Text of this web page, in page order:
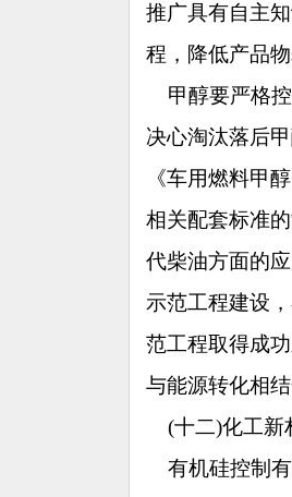
推广具有自主
程，降低产品
甲醇要严格控
决心淘汰落后
《车用燃料甲
相关配套标准
代柴油方面的
示范工程建设
范工程取得成
与能源转化相
(十二)化工新
有机硅控制有